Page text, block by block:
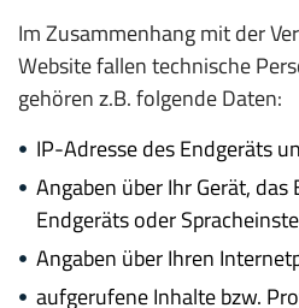
Im Zusammenhang mit der
Website fallen technische
gehören z.B. folgende Daten:
IP-Adresse des Endgeräts
Angaben über Ihr Gerät,
Endgeräts oder
Angaben über Ihren
aufgerufene Inhalte bzw.